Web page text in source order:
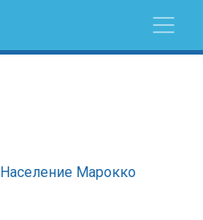
Население Марокко